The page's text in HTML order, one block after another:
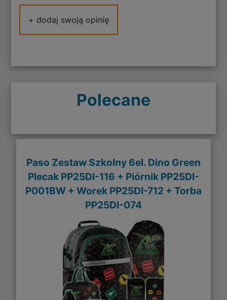
+ dodaj swoją opinię
Polecane
Paso Zestaw Szkolny 6el. Dino Green
Plecak PP25DI-116 + Piórnik PP25DI-
P001BW + Worek PP25DI-712 + Torba
PP25DI-074